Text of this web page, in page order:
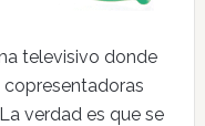
televisivo donde
verdad es que se